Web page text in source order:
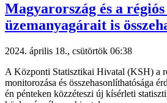
Magyarország és a
üzemanyagárait is
2024. április 18., csütörtök 06:38
A Központi Statisztikai Hivatal (KSH) a
monitorozása és összehasonlíthatósága
én pénteken közzéteszi új kísérleti